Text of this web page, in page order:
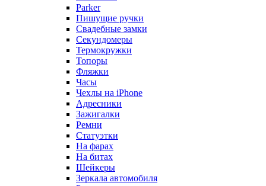
Parker
Пишущие ручки
Свадебные замки
Секундомеры
Термокружки
Топоры
Фляжки
Часы
Чехлы на iPhone
Адресники
Зажигалки
Ремни
Статуэтки
На фарах
На битах
Шейкеры
Зеркала автомобиля